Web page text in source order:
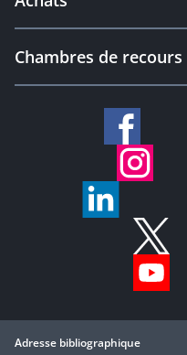
Chambres de recours
Adresse bibliographique